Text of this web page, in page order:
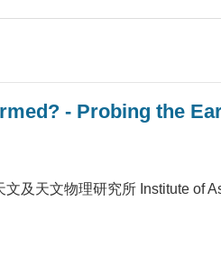
- Probing the
及天文物理研究所 Institute of